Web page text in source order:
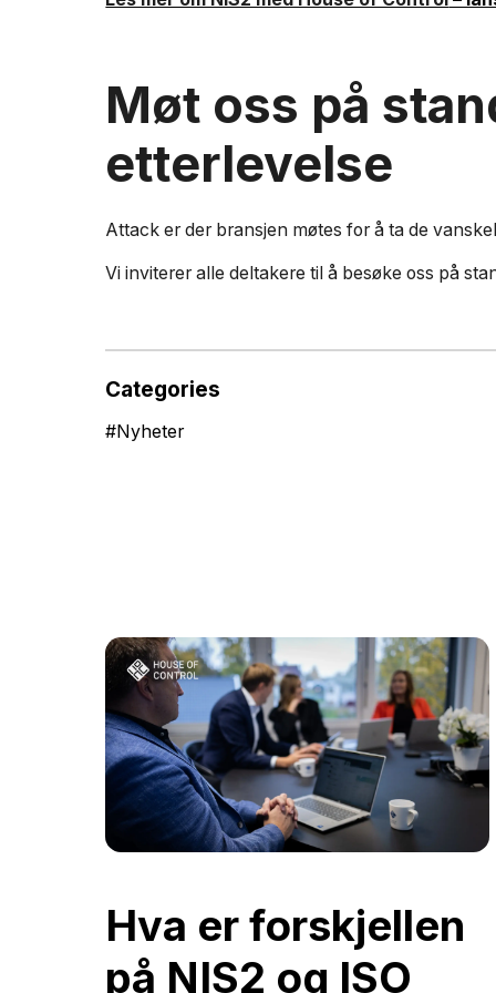
Møt oss på
etterlevelse
Attack er der bransjen møtes for å ta de
Vi inviterer alle deltakere til å besøke oss på
Categories
#Nyheter
Hva er forskjellen
på NIS2 og ISO